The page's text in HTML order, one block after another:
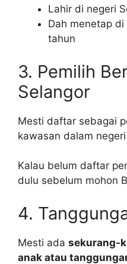
Lahir di negeri
Dah menetap
tahun
3. Pemilih
Selangor
Mesti daftar sebagai
kawasan dalam
Kalau belum daftar
dulu sebelum mohon
4.
Mesti ada sekurang-
anak atau